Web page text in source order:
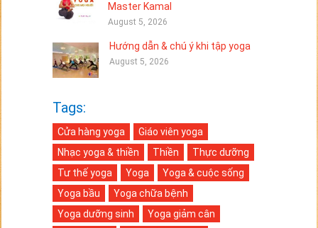
Master Kamal
August 5, 2026
Hướng dẫn & chú ý khi tập yoga
August 5, 2026
Tags:
Cửa hàng yoga
Giáo viên yoga
Nhạc yoga & thiền
Thiền
Thực dưỡng
Tư thế yoga
Yoga
Yoga & cuộc sống
Yoga bầu
Yoga chữa bệnh
Yoga dưỡng sinh
Yoga giảm cân